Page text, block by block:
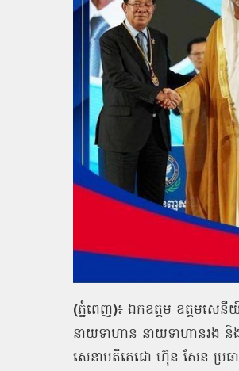
(ភ្នំពេញ)៖ ឯកឧត្ដម ឧត្ដមសេនី
នាយទាហាន នាយទាហានរង និ
សេនាបតីតេជោ ហ៊ុន សែន ប្រធ